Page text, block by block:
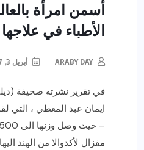
أسمن امرأة
الأطباء في
ARABY DAY أبريل 3, 2017
في تقرير نشرته صحيفة
ايمان عبد المعطي ، التي
مفزال لأكدوالا من الهند